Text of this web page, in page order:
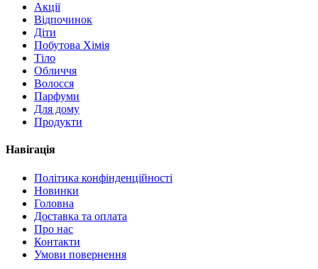
Акції
Відпочинок
Діти
Побутова Хімія
Тіло
Обличчя
Волосся
Парфуми
Для дому
Продукти
Навігація
Політика конфінденційності
Новинки
Головна
Доставка та оплата
Про нас
Контакти
Умови повернення